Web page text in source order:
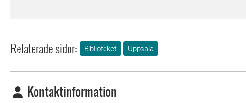
Relaterade sidor: Biblioteket Uppsala
Kontaktinformation